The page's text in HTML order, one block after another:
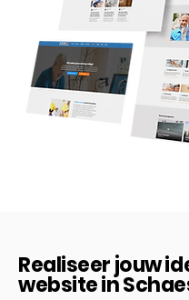
Realiseer jouw
website in